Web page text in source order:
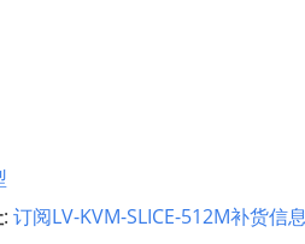
:订阅LV-KVM-SLICE-512M补货信息